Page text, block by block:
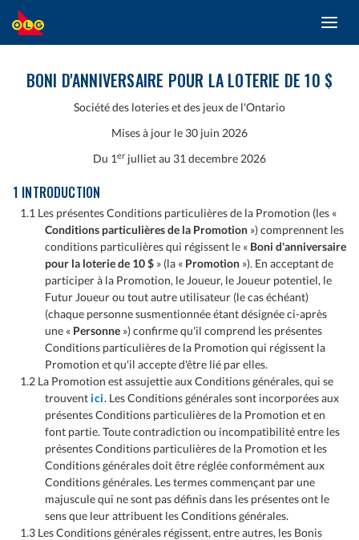
ALLER
AU
PRINCIPAL
BONI D'ANNIVERSAIRE POUR LA LOTERIE DE 10 $
Société des loteries et des jeux de l'Ontario
Mises à jour le 30 juin 2026
Du 1er julliet au 31 decembre 2026
1 INTRODUCTION
1.1 Les présentes Conditions particulières de la Promotion (les «
Conditions particulières de la Promotion ») comprennent les
conditions particulières qui régissent le « Boni d'anniversaire
pour la loterie de 10 $ » (la « Promotion »). En acceptant de
participer à la Promotion, le Joueur, le Joueur potentiel, le
Futur Joueur ou tout autre utilisateur (le cas échéant)
(chaque personne susmentionnée étant désignée ci-après
une « Personne ») confirme qu'il comprend les présentes
Conditions particulières de la Promotion qui régissent la
Promotion et qu'il accepte d'être lié par elles.
1.2 La Promotion est assujettie aux Conditions générales, qui se
trouventici. Les Conditions générales sont incorporées aux
présentes Conditions particulières de la Promotion et en
font partie. Toute contradiction ou incompatibilité entre les
présentes Conditions particulières de la Promotion et les
Conditions générales doit être réglée conformément aux
Conditions générales. Les termes commençant par une
majuscule qui ne sont pas définis dans les présentes ont le
sens que leur attribuent les Conditions générales.
1.3 Les Conditions générales régissent, entre autres, les Bonis